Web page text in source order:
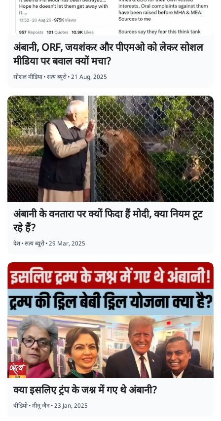
अंबानी, ORF, जयशंकर और पीएमओ को लेकर सोशल
मीडिया पर बवाल क्यों मचा?
सोशल मीडिया•सत्य ब्यूरो•21 Aug, 2025
अंबानी के वनतारा पर क्यों फिदा हैं मोदी, क्या नियम टूट
रहे हैं?
देश•सत्य ब्यूरो•29 Mar, 2025
क्या इसलिए ट्रंप के जश्न में गए थे अंबानी?
वीडियो•मीनू जैन•23 Jan, 2025